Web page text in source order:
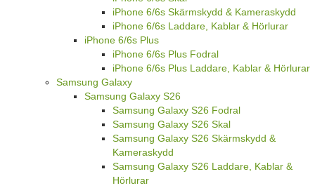
iPhone 6/6s Skärmskydd & Kameraskydd
iPhone 6/6s Laddare, Kablar & Hörlurar
iPhone 6/6s Plus
iPhone 6/6s Plus Fodral
iPhone 6/6s Plus Laddare, Kablar & Hörlurar
Samsung Galaxy
Samsung Galaxy S26
Samsung Galaxy S26 Fodral
Samsung Galaxy S26 Skal
Samsung Galaxy S26 Skärmskydd &
Kameraskydd
Samsung Galaxy S26 Laddare, Kablar &
Hörlurar